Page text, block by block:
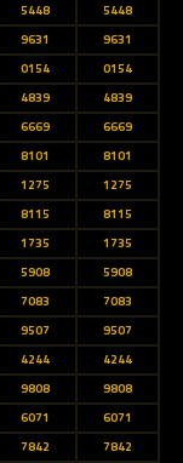
5448
5448
9631
9631
0154
0154
4839
4839
6669
6669
8101
8101
1275
1275
8115
8115
1735
1735
5908
5908
7083
7083
9507
9507
4244
4244
9808
9808
6071
6071
7842 7842